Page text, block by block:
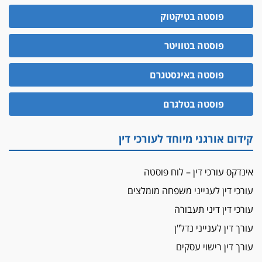
משרות אמון
יו"ר מחוז ת"א משבץ עובדות שלו למינוי דייני בית
הדין למשמעת
האופנוע חזר הביתה
עו"ד גיל פרידמן והרפתקאות אופנוע השטח שלו
הזכות לטנף
מאסר לעורך הדין
פיקטיביות בשם פלסטינים
על המידתיות
ביה"ד המשמעתי ביטל השעיה לצמיתות של
עורכת-דין שהביעה שמחה ב-7 באוקטובר
אשם
עו"ד הלל בבייב הורשע בהונאת עשרות לקוחות,
פוסטה בטיקטוק
פוסטה בטוויטר
פוסטה באינסטגרם
פוסטה בטלגרם
קידום אורגני מיוחד לעורכי דין
אינדקס עורכי דין – לוח פוסטה
עורכי דין לענייני משפחה מומלצים
עורכי דין דיני תעבורה
עורך דין לענייני נדל"ן
עורך דין רישוי עסקים